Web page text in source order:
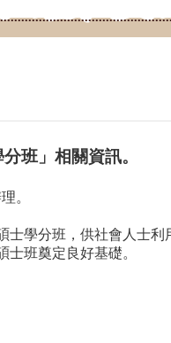
班」相關資訊。
。
學分班，供社會人士
班奠定良好基礎。